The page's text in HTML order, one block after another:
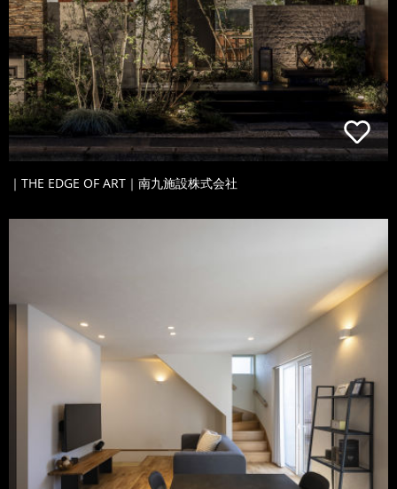
｜THE EDGE OF ART｜南九施設株式会社